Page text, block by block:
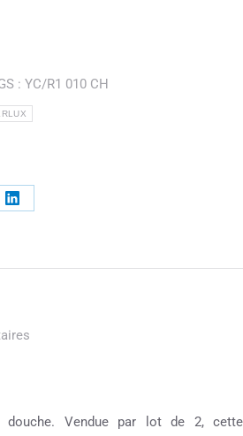
: YC/R1 010 CH
douche. Vendue par lot de 2, cette